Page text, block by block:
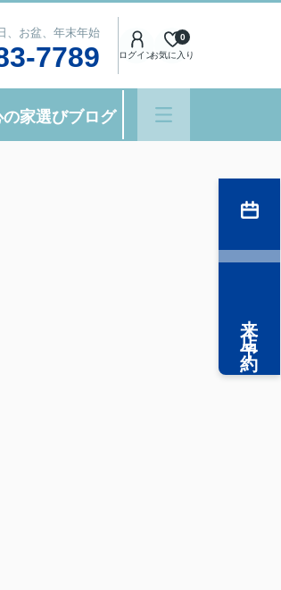
、お盆、年末年始
7789 ログインお気に入り
0
の家選びブログ
来店予約